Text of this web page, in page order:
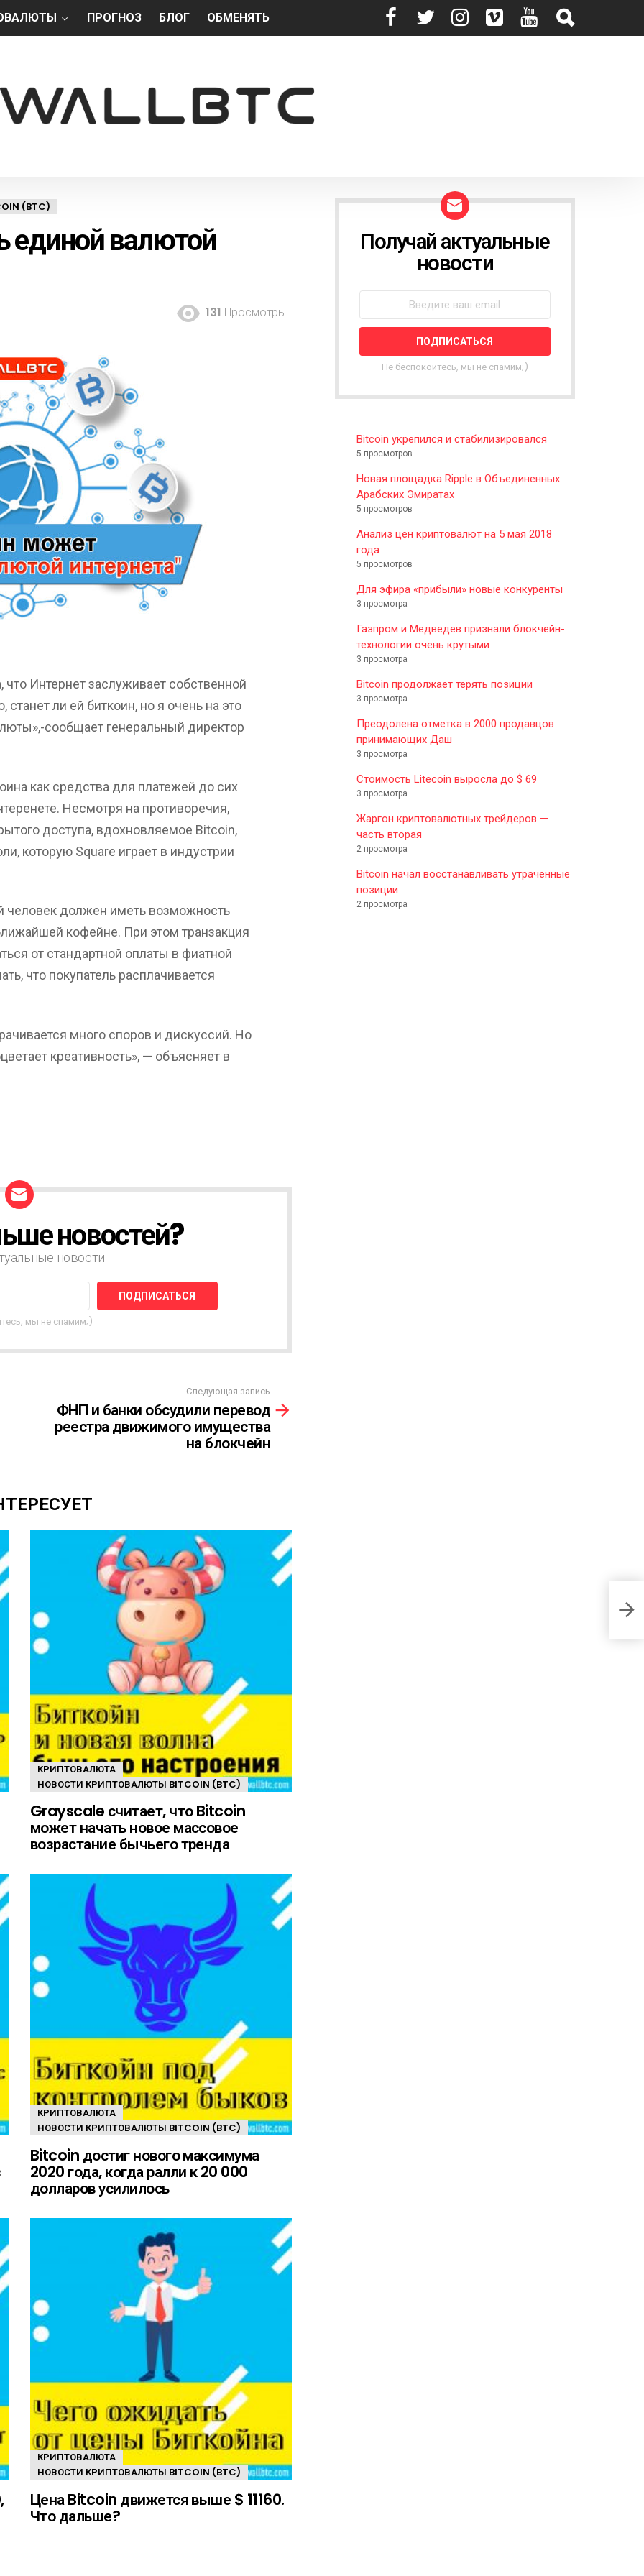
ПРОГНОЗ БЛОГ ОБМЕНЯТЬ
(BTC)
единой валютой
131 Просмотры
Интернет заслуживает собственной
ли ей биткоин, но я очень на это
сообщает генеральный директор
как средства для платежей до сих
Несмотря на противоречия,
доступа, вдохновляемое Bitcoin,
которую Square играет в индустрии
должен иметь возможность
кофейне. При этом транзакция
от стандартной оплаты в фиатной
что покупатель расплачивается
много споров и дискуссий. Но
креативность», — объясняет в
новостей?
новости
мы не спамим;)
Следующая запись
ФНП и банки обсудили перевод
реестра движимого имущества
на блокчейн
КРИПТОВАЛЮТА
НОВОСТИ КРИПТОВАЛЮТЫ BITCOIN (BTC)
Grayscale считает, что Bitcoin
может начать новое массовое
возрастание бычьего тренда
КРИПТОВАЛЮТА
НОВОСТИ КРИПТОВАЛЮТЫ BITCOIN (BTC)
Bitcoin достиг нового максимума
2020 года, когда ралли к 20 000
долларов усилилось
КРИПТОВАЛЮТА
НОВОСТИ КРИПТОВАЛЮТЫ BITCOIN (BTC)
Цена Bitcoin движется выше $ 11160.
Что дальше?
N
E
E
T
E
Получай актуальные
новости
Не беспокойтесь, мы не спамим;)
Bitcoin укрепился и стабилизировался
5 просмотров
Новая площадка Ripple в Объединенных
Арабских Эмиратах
5 просмотров
Анализ цен криптовалют на 5 мая 2018
года
5 просмотров
Для эфира «прибыли» новые конкуренты
3 просмотра
Газпром и Медведев признали блокчейн-
технологии очень крутыми
3 просмотра
Bitcoin продолжает терять позиции
3 просмотра
Преодолена отметка в 2000 продавцов
принимающих Даш
3 просмотра
Стоимость Litecoin выросла до $ 69
3 просмотра
Жаргон криптовалютных трейдеров —
часть вторая
2 просмотра
Bitcoin начал восстанавливать утраченные
позиции
2 просмотра